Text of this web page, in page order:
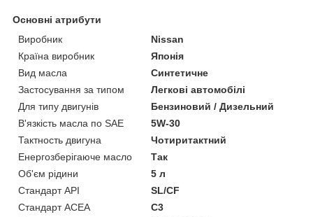
Основні атрибути
Виробник
Nissan
Країна виробник
Японія
Вид масла
Синтетичне
Застосування за типом
Легкові автомобілі
Для типу двигунів
Бензиновий / Дизельний
В'язкість масла по SAE
5W-30
Тактность двигуна
Чотиритактний
Енергозберігаюче масло
Так
Об'єм рідини
5 л
Стандарт API
SL/CF
Стандарт ACEA
C3